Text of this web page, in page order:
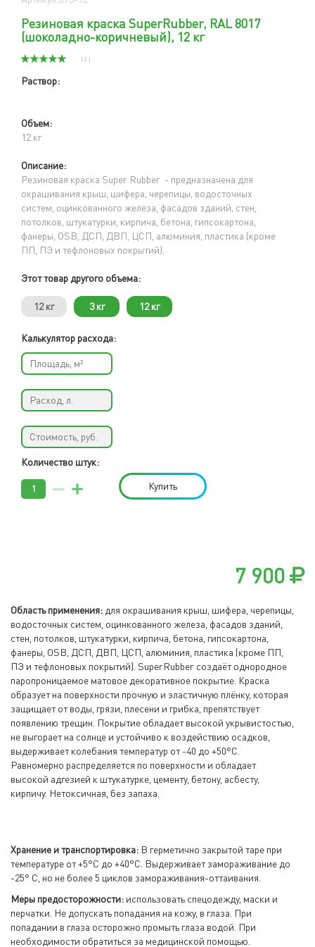
Резиновая краска SuperRubber, RAL 8017
(шоколадно-коричневый), 12 кг
( 2 )
Раствор:
Объем:
12 кг
Описание:
Резиновая краска Super Rubber - предназначена для
окрашивания крыш, шифера, черепицы, водосточных
систем, оцинкованного железа, фасадов зданий, стен,
потолков, штукатурки, кирпича, бетона, гипсокартона,
фанеры, OSB, ДСП, ДВП, ЦСП, алюминия, пластика (кроме
ПП, ПЭ и тефлоновых покрытий).
Этот товар другого объема:
12 кг 3 кг 12 кг
Калькулятор расхода:
Количество штук:
Купить
7 900
Область применения: для окрашивания крыш, шифера, черепицы,
водосточных систем, оцинкованного железа, фасадов зданий,
стен, потолков, штукатурки, кирпича, бетона, гипсокартона,
фанеры, OSB, ДСП, ДВП, ЦСП, алюминия, пластика (кроме ПП,
ПЭ и тефлоновых покрытий). SuperRubber создаёт однородное
паропроницаемое матовое декоративное покрытие. Краска
образует на поверхности прочную и эластичную плёнку, которая
защищает от воды, грязи, плесени и грибка, препятствует
появлению трещин. Покрытие обладает высокой укрывистостью,
не выгорает на солнце и устойчиво к воздействию осадков,
выдерживает колебания температур от -40 до +50°С.
Равномерно распределяется по поверхности и обладает
высокой адгезией к штукатурке, цементу, бетону, асбесту,
кирпичу. Нетоксичная, без запаха.
Хранение и транспортировка: В герметично закрытой таре при
температуре от +5°С до +40°С. Выдерживает замораживание до
-25° С, но не более 5 циклов замораживания-оттаивания.
Меры предосторожности: использовать спецодежду, маски и
перчатки. Не допускать попадания на кожу, в глаза. При
попадании в глаза осторожно промыть глаза водой. При
необходимости обратиться за медицинской помощью.